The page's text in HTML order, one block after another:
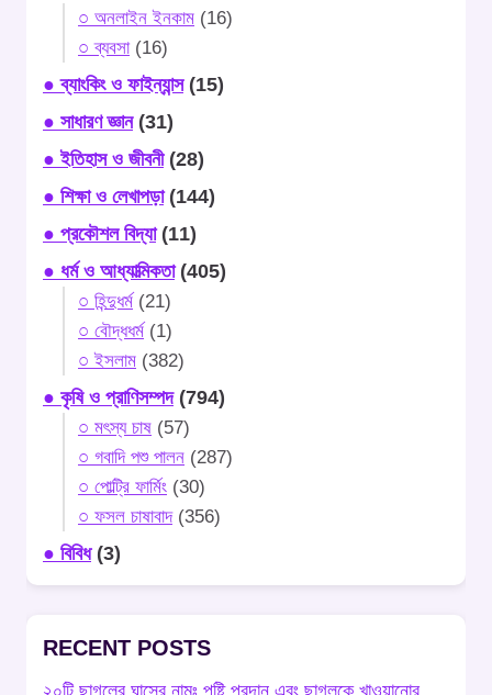
○ অনলাইন ইনকাম (16)
○ ব্যবসা(16)
● ব্যাংকিং ও ফাইন্যান্স(15)
● সাধারণ জ্ঞান(31)
● ইতিহাস ও জীবনী(28)
● শিক্ষা ও লেখাপড়া(144)
● প্রকৌশল বিদ্যা(11)
● ধর্ম ও আধ্যাত্মিকতা(405)
○ হিন্দুধর্ম(21)
○ বৌদ্ধধর্ম(1)
○ ইসলাম (382)
● কৃষি ও প্রাণিসম্পদ(794)
○ মৎস্য চাষ (57)
○ গবাদি পশু পালন (287)
○ পোল্ট্রি ফার্মিং (30)
○ ফসল চাষাবাদ(356)
● বিবিধ(3)
RECENT POSTS
২০টি ছাগলের ঘাসের নামঃ পুষ্টি প্রদান এবং ছাগলকে খাওয়ানোর